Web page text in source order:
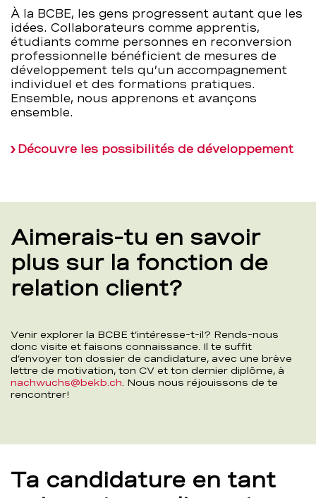
À la BCBE, les gens progressent autant que les
idées. Collaborateurs comme apprentis,
étudiants comme personnes en reconversion
professionnelle bénéficient de mesures de
développement tels qu’un accompagnement
individuel et des formations pratiques.
Ensemble, nous apprenons et avançons
ensemble.
Découvre les possibilités de développement
Aimerais-tu en savoir
plus sur la fonction de
relation client?
Venir explorer la BCBE t’intéresse-t-il? Rends-nous
donc visite et faisons connaissance. Il te suffit
d’envoyer ton dossier de candidature, avec une brève
lettre de motivation, ton CV et ton dernier diplôme, à
nachwuchs@bekb.ch . Nous nous réjouissons de te
rencontrer!
Ta candidature en tant